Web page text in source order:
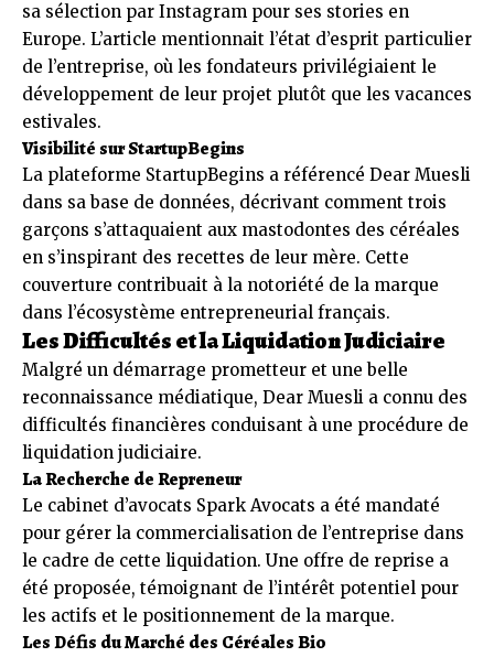
sa sélection par Instagram pour ses stories en
Europe. L’article mentionnait l’état d’esprit particulier
de l’entreprise, où les fondateurs privilégiaient le
développement de leur projet plutôt que les vacances
estivales.
Visibilité sur StartupBegins
La plateforme StartupBegins a référencé Dear Muesli
dans sa base de données, décrivant comment trois
garçons s’attaquaient aux mastodontes des céréales
en s’inspirant des recettes de leur mère. Cette
couverture contribuait à la notoriété de la marque
dans l’écosystème entrepreneurial français.
Les Difficultés et la Liquidation Judiciaire
Malgré un démarrage prometteur et une belle
reconnaissance médiatique, Dear Muesli a connu des
difficultés financières conduisant à une procédure de
liquidation judiciaire.
La Recherche de Repreneur
Le cabinet d’avocats Spark Avocats a été mandaté
pour gérer la commercialisation de l’entreprise dans
le cadre de cette liquidation. Une offre de reprise a
été proposée, témoignant de l’intérêt potentiel pour
les actifs et le positionnement de la marque.
Les Défis du Marché des Céréales Bio